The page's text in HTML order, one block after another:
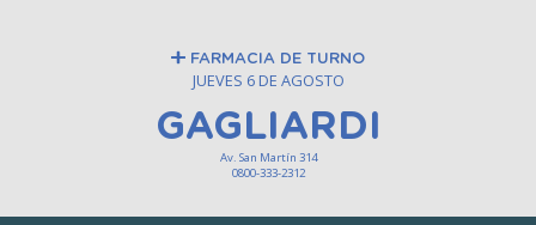
FARMACIA DE TURNO
JUEVES 6 DE AGOSTO
GAGLIARDI
Av. San Martín 314
0800-333-2312